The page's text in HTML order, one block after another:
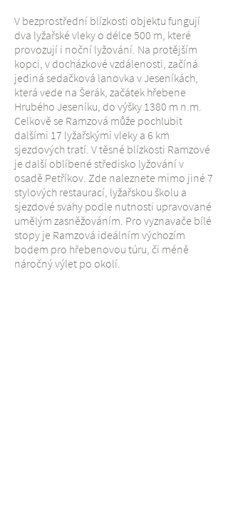
V bezprostřední blízkosti objektu fungují
dva lyžařské vleky o délce 500 m, které
provozují i noční lyžování. Na protějším
kopci, v docházkové vzdálenosti, začíná
jediná sedačková lanovka v Jeseníkách,
která vede na Šerák, začátek hřebene
Hrubého Jeseníku, do výšky 1380 m n.m.
Celkově se Ramzová může pochlubit
dalšími 17 lyžařskými vleky a 6 km
sjezdových tratí. V těsné blízkosti Ramzové
je další oblíbené středisko lyžování v
osadě Petříkov. Zde naleznete mimo jiné 7
stylových restaurací, lyžařskou školu a
sjezdové svahy podle nutnosti upravované
umělým zasněžováním. Pro vyznavače bílé
stopy je Ramzová ideálním výchozím
bodem pro hřebenovou túru, či méně
náročný výlet po okolí.